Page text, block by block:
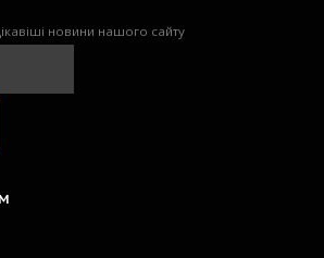
новини нашого сайту